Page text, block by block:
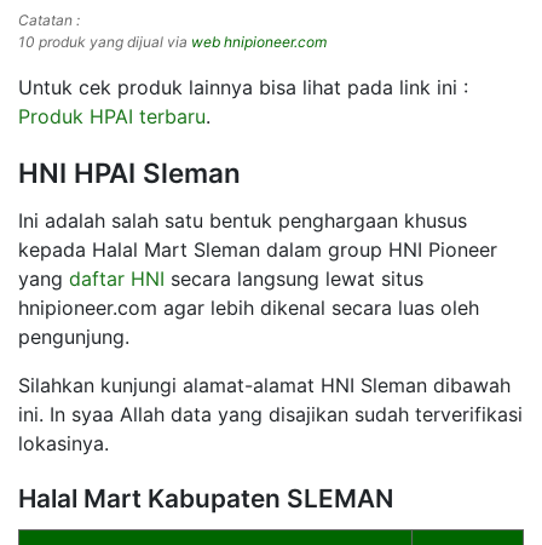
Catatan :
10 produk yang dijual via web hnipioneer.com
Untuk cek produk lainnya bisa lihat pada link ini :
Produk HPAI terbaru.
HNI HPAI Sleman
Ini adalah salah satu bentuk penghargaan khusus
kepada Halal Mart Sleman dalam group HNI Pioneer
yang daftar HNI secara langsung lewat situs
hnipioneer.com agar lebih dikenal secara luas oleh
pengunjung.
Silahkan kunjungi alamat-alamat HNI Sleman dibawah
ini. In syaa Allah data yang disajikan sudah terverifikasi
lokasinya.
Halal Mart Kabupaten SLEMAN